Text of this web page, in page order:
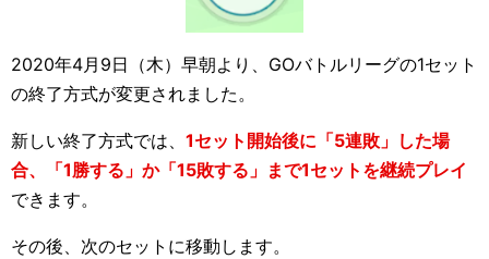
2020年4月9日（木）早朝より、GOバトルリーグの1セット
の終了方式が変更されました。
新しい終了方式では、 1セット開始後に「5連敗」した場
合、「1勝する」か「15敗する」まで1セットを継続プレイ
できます。
その後、次のセットに移動します。